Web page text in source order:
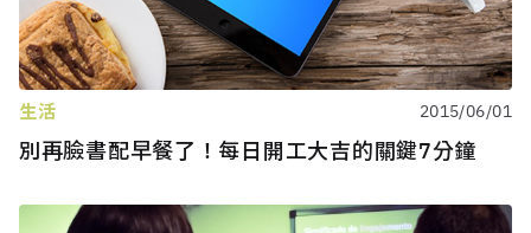
生活 2015/06/01
別再臉書配早餐了！每日開工大吉的關鍵7分鐘